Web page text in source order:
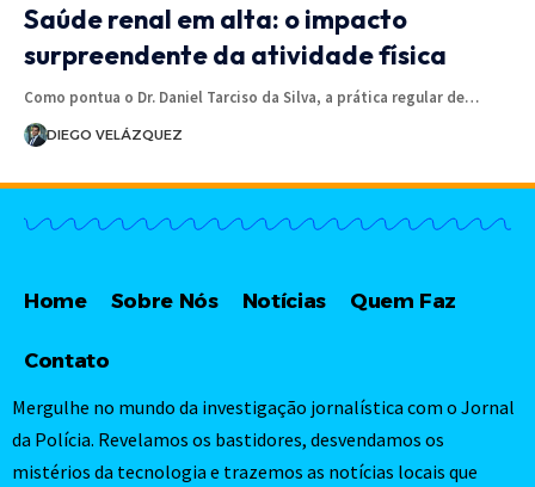
Saúde renal em alta: o impacto
surpreendente da atividade física
Como pontua o Dr. Daniel Tarciso da Silva, a prática regular de…
DIEGO VELÁZQUEZ
Home Sobre Nós Notícias Quem Faz
Contato
Mergulhe no mundo da investigação jornalística com o Jornal
da Polícia. Revelamos os bastidores, desvendamos os
mistérios da tecnologia e trazemos as notícias locais que